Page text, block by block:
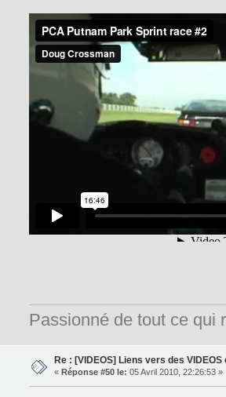
Passionné de tout ce qui
Re : [VIDEOS] Liens vers des
« Réponse #50 le: 05 Avril 2010, 22:26:53 »